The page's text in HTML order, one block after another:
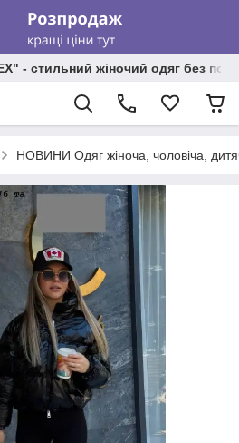
- стильний жіночий одяг без
НОВИНИ Одяг жіноча, чоловіча,